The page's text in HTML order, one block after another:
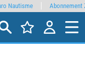
Nautisme Abonnement